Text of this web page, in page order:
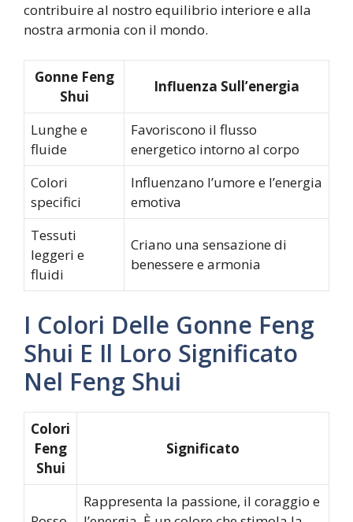
contribuire al nostro equilibrio interiore e alla
nostra armonia con il mondo.
Gonne Feng
Shui
Influenza Sull’energia
Lunghe e
fluide
Favoriscono il flusso
energetico intorno al corpo
Colori
specifici
Influenzano l’umore e l’energia
emotiva
Tessuti
leggeri e
fluidi
Criano una sensazione di
benessere e armonia
I Colori Delle Gonne Feng
Shui E Il Loro Significato
Nel Feng Shui
Colori
Feng
Shui
Significato
Rappresenta la passione, il coraggio e